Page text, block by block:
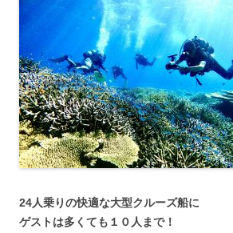
24人乗りの快適な大型クルーズ船に
ゲストは多くても１０人まで！